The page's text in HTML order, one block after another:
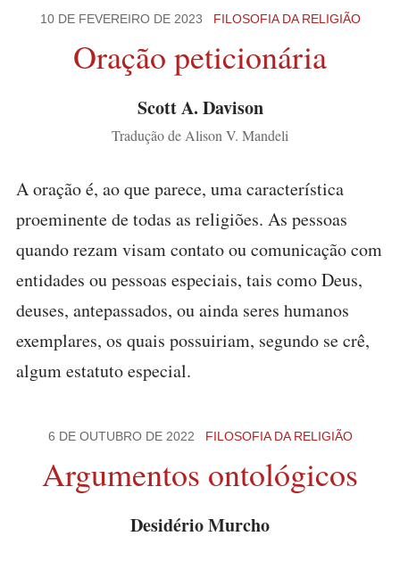
10 DE FEVEREIRO DE 2023 FILOSOFIA DA RELIGIÃO
Oração peticionária
Scott A. Davison
Tradução de Alison V. Mandeli
A oração é, ao que parece, uma característica
proeminente de todas as religiões. As pessoas
quando rezam visam contato ou comunicação com
entidades ou pessoas especiais, tais como Deus,
deuses, antepassados, ou ainda seres humanos
exemplares, os quais possuiriam, segundo se crê,
algum estatuto especial.
6 DE OUTUBRO DE 2022 FILOSOFIA DA RELIGIÃO
Argumentos ontológicos
Desidério Murcho